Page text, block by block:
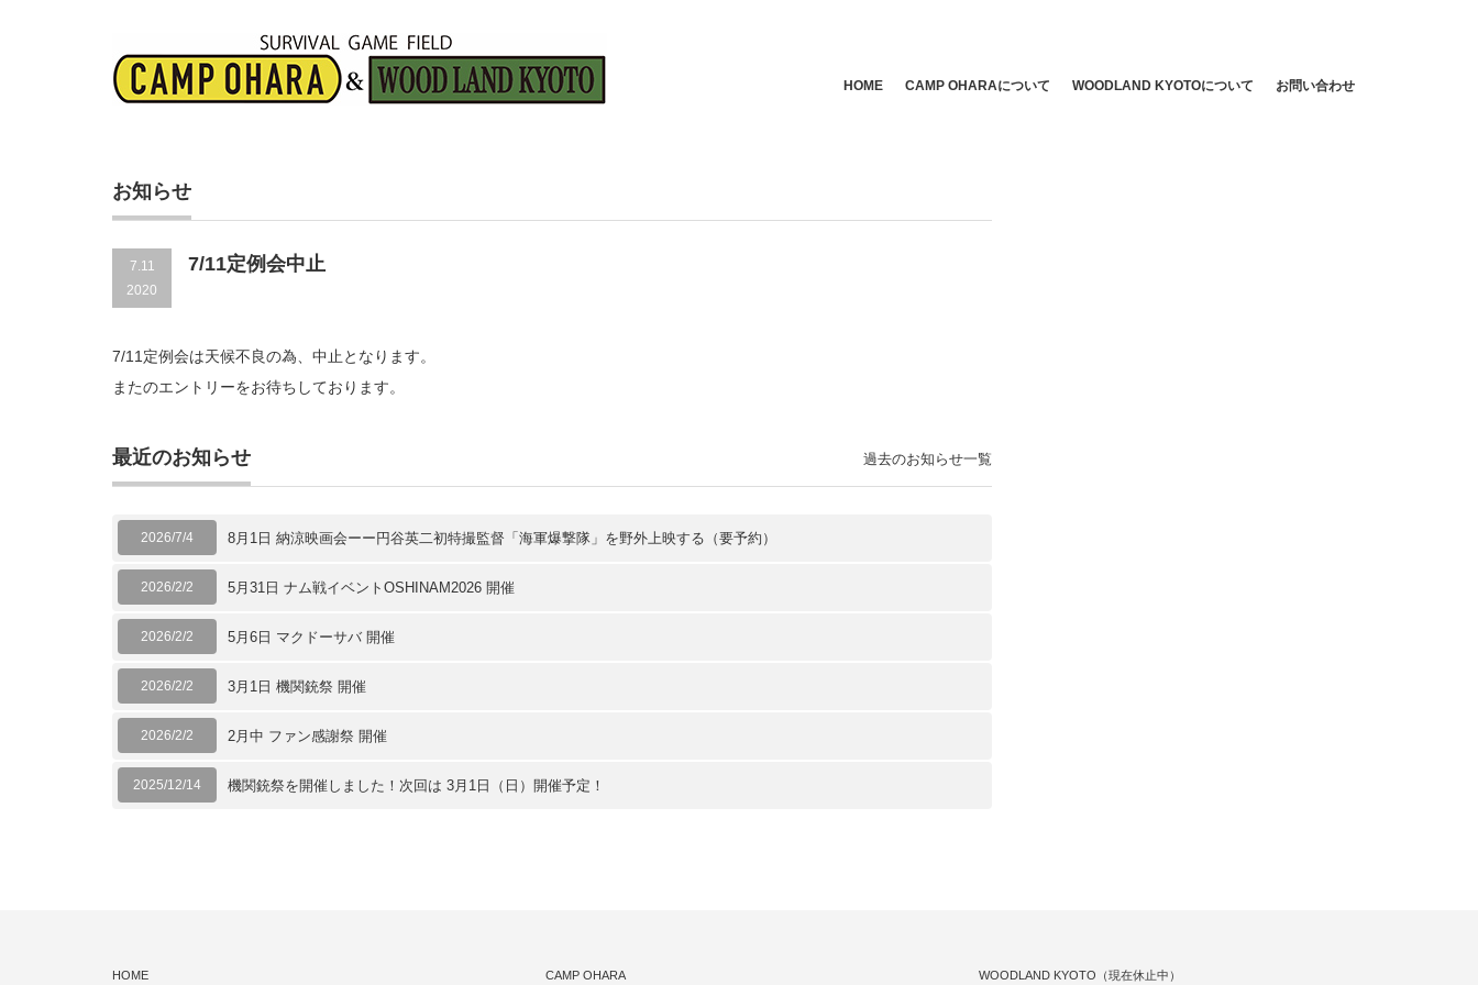
HOME CAMP OHARAについて WOODLAND KYOTOについて お問い合わせ
お知らせ
7.11
2020
7/11定例会中止
7/11定例会は天候不良の為、中止となります。
またのエントリーをお待ちしております。
最近のお知らせ
2026/7/4 8月1日 納涼映画会ーー円谷英二初特撮監督「海軍爆撃隊」を野外上映する（要予約）
2026/2/2 5月31日 ナム戦イベントOSHINAM2026 開催
2026/2/2 5月6日 マクドーサバ 開催
2026/2/2 3月1日 機関銃祭 開催
2026/2/2 2月中 ファン感謝祭 開催
2025/12/14 機関銃祭を開催しました！次回は 3月1日（日）開催予定！
過去のお知らせ一覧
HOME CAMP OHARA WOODLAND KYOTO（現在休止中）